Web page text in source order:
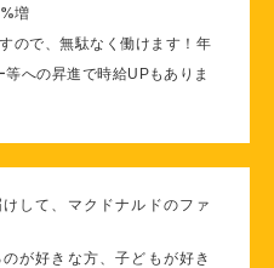
%増
ので、無駄なく働けます！年
への昇進で時給UPもありま
して、マクドナルドのファ
が好きな方、子どもが好き